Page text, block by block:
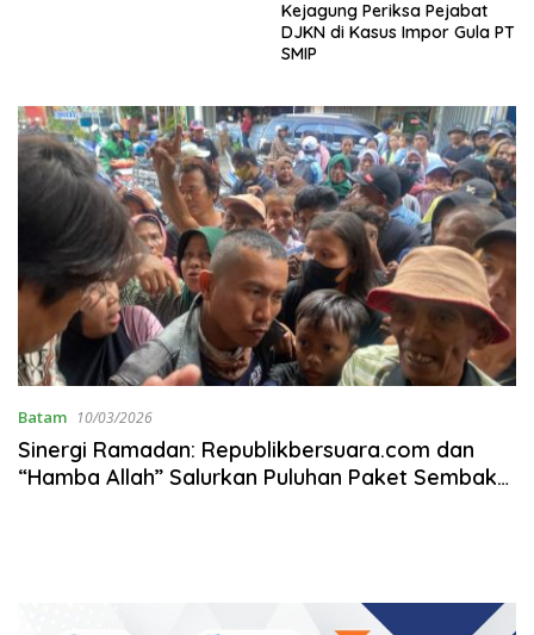
Kejagung Periksa Pejabat
DJKN di Kasus Impor Gula PT
SMIP
Batam 10/03/2026
Sinergi Ramadan: Republikbersuara.com dan
“Hamba Allah” Salurkan Puluhan Paket Sembako